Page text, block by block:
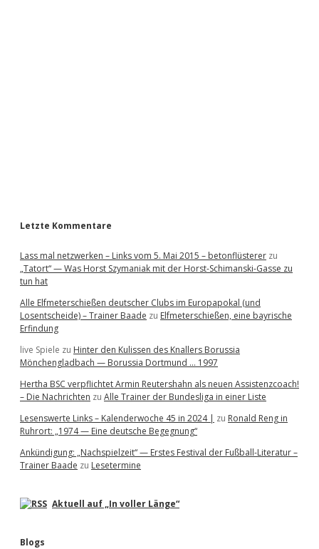
Letzte Kommentare
Lass mal netzwerken – Links vom 5. Mai 2015 – betonflüsterer zu
„Tatort“ — Was Horst Szymaniak mit der Horst-Schimanski-Gasse zu
tun hat
Alle Elfmeterschießen deutscher Clubs im Europapokal (und
Losentscheide) – Trainer Baade zu Elfmeterschießen, eine bayrische
Erfindung
live Spiele zu Hinter den Kulissen des Knallers Borussia
Mönchengladbach — Borussia Dortmund … 1997
Hertha BSC verpflichtet Armin Reutershahn als neuen Assistenzcoach!
– Die Nachrichten zu Alle Trainer der Bundesliga in einer Liste
Lesenswerte Links – Kalenderwoche 45 in 2024 | zu Ronald Reng in
Ruhrort: „1974 — Eine deutsche Begegnung“
Ankündigung: „Nachspielzeit“ — Erstes Festival der Fußball-Literatur –
Trainer Baade zu Lesetermine
Aktuell auf „In voller Länge“
Blogs